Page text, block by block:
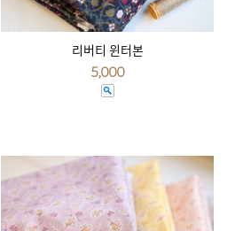
리버티 윈터본
5,000